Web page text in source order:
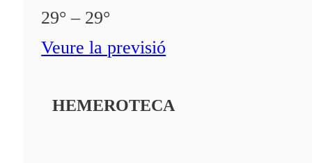
29° – 29°
Veure la previsió
HEMEROTECA